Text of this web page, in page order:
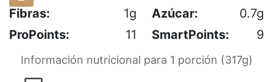
Fibras:
1g Azúcar:
0.7g
ProPoints:
11 SmartPoints: 9
Información nutricional para 1 porción (317g)